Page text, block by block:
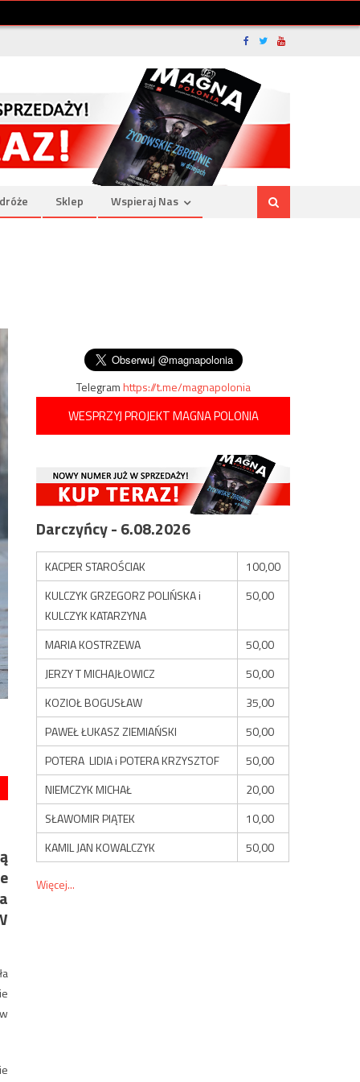
Sklep Wspieraj Nas
Telegramhttps://t.me/magnapolonia
WESPRZYJ PROJEKT MAGNA POLONIA
Darczyńcy - 6.08.2026
KACPER STAROŚCIAK
100,00
KULCZYK GRZEGORZ POLIŃSKA i
KULCZYK KATARZYNA
50,00
MARIA KOSTRZEWA
50,00
JERZY T MICHAJŁOWICZ
50,00
KOZIOŁ BOGUSŁAW
35,00
PAWEŁ ŁUKASZ ZIEMIAŃSKI
50,00
POTERA LIDIA i POTERA KRZYSZTOF
50,00
NIEMCZYK MICHAŁ
20,00
SŁAWOMIR PIĄTEK
10,00
KAMIL JAN KOWALCZYK
50,00
Więcej...